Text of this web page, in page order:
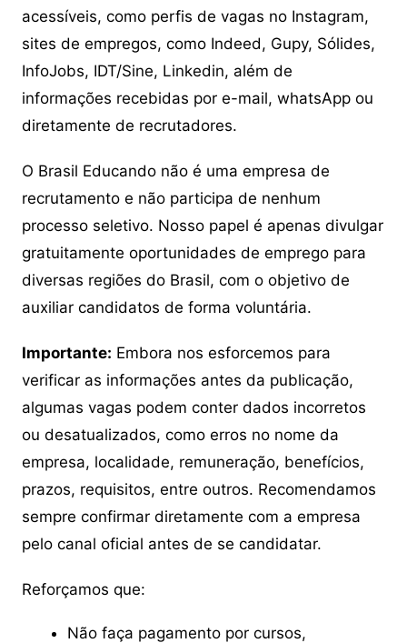
acessíveis, como perfis de vagas no Instagram,
sites de empregos, como Indeed, Gupy, Sólides,
InfoJobs, IDT/Sine, Linkedin, além de
informações recebidas por e-mail, whatsApp ou
diretamente de recrutadores.
O Brasil Educando não é uma empresa de
recrutamento e não participa de nenhum
processo seletivo. Nosso papel é apenas divulgar
gratuitamente oportunidades de emprego para
diversas regiões do Brasil, com o objetivo de
auxiliar candidatos de forma voluntária.
Importante: Embora nos esforcemos para
verificar as informações antes da publicação,
algumas vagas podem conter dados incorretos
ou desatualizados, como erros no nome da
empresa, localidade, remuneração, benefícios,
prazos, requisitos, entre outros. Recomendamos
sempre confirmar diretamente com a empresa
pelo canal oficial antes de se candidatar.
Reforçamos que:
Não faça pagamento por cursos,